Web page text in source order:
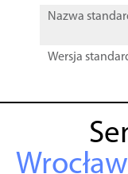
Nazwa
Wersja